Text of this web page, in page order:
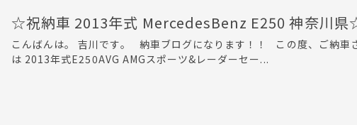
☆祝納車 2013年式 MercedesBenz E250 神奈川
こんばんは。 吉川です。 納車ブログになります！！ この度、ご納車
は 2013年式E250AVG AMGスポーツ&レーダーセー...